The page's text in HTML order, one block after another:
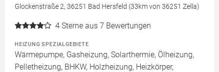
Glockenstraße 2, 36251 Bad Hersfeld (33km von 36251 Zella)
4 Sterne aus 7 Bewertungen
HEIZUNG SPEZIALGEBIETE
Wärmepumpe, Gasheizung, Solarthermie, Ölheizung,
Pelletheizung, BHKW, Holzheizung, Heizkörper,